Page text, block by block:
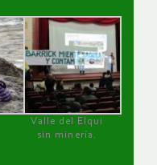
Valle del Elqui
sin minería.